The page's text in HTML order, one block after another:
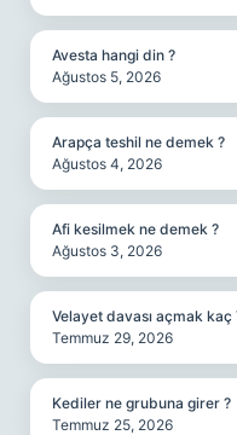
Avesta hangi din ?
Ağustos 5, 2026
Arapça teshil ne demek ?
Ağustos 4, 2026
Afi kesilmek ne demek ?
Ağustos 3, 2026
Velayet davası açmak kaç
Temmuz 29, 2026
Kediler ne grubuna girer ?
Temmuz 25, 2026